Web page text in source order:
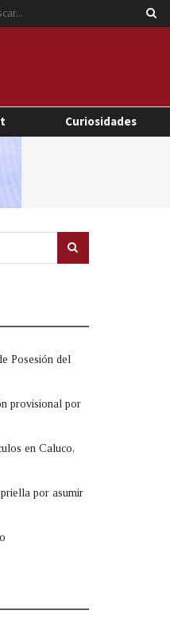
Curiosidades
Posesión del
provisional por
en Caluco,
por asumir